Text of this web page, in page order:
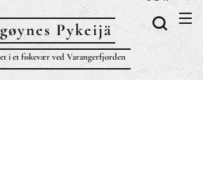
Pykeijä
i et fiskevær ved Varangerfjorden